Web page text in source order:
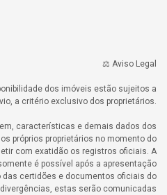
⚖️ Aviso Legal
dos imóveis estão sujeitos a
a critério exclusivo dos proprietários.
características e demais dados dos
próprios proprietários no momento do
com exatidão os registros oficiais. A
é possível após a apresentação
das certidões e documentos oficiais do
estas serão comunicadas